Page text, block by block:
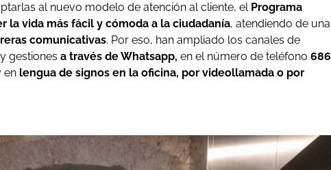
al nuevo modelo de atención al cliente, el Programa
la vida más fácil y cómoda a la ciudadanía, atendiendo de una
comunicativas. Por eso, han ampliado los canales de
gestiones a través de Whatsapp, en el número de teléfono 686
en lengua de signos en la oficina, por videollamada o por